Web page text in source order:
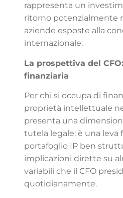
rappresenta un
ritorno potenzialmente
aziende esposte alla
internazionale.
La prospettiva del
finanziaria
Per chi si occupa di
proprietà intellettuale
presenta una
tutela legale: è una leva
portafoglio IP ben
implicazioni dirette su
variabili che il CFO
quotidianamente.